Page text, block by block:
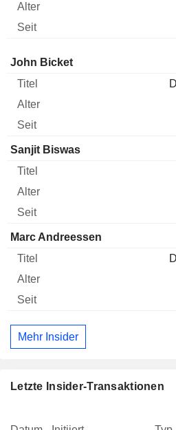
Verwaltungsratsmitglied
John Bicket
Sanjit Biswas
Marc Andreessen
Mehr Insider
Letzte Insider-Transaktionen